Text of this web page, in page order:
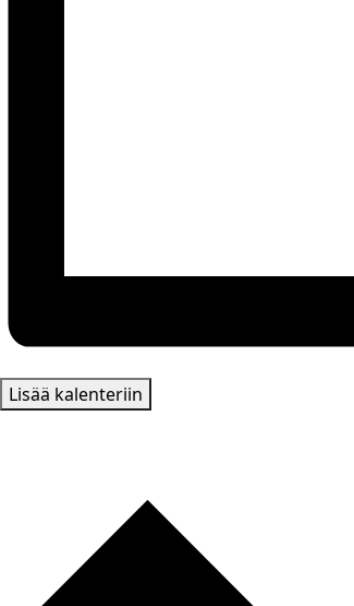
Lisää kalenteriin